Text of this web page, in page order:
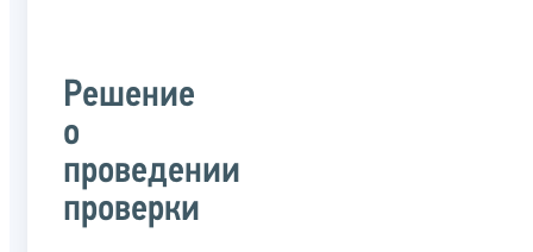
Решение
о
проведении
проверки